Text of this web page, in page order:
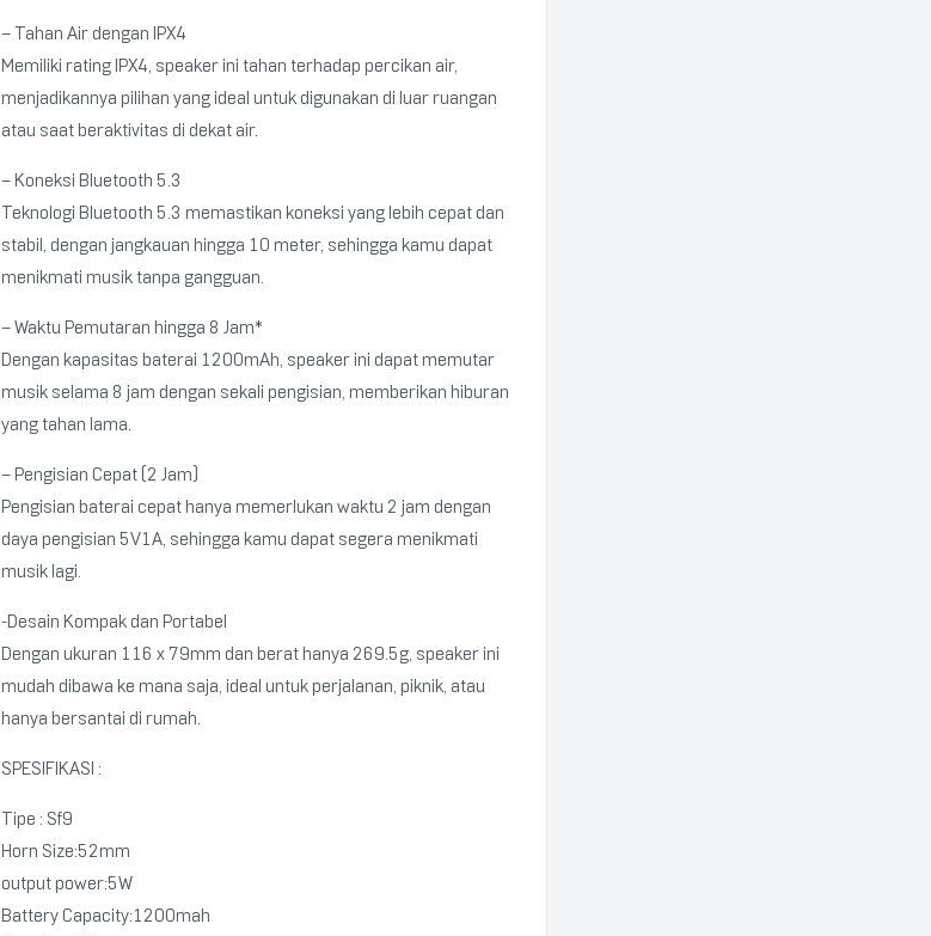
– Tahan Air dengan IPX4
Memiliki rating IPX4, speaker ini tahan terhadap percikan air,
menjadikannya pilihan yang ideal untuk digunakan di luar ruangan
atau saat beraktivitas di dekat air.
– Koneksi Bluetooth 5.3
Teknologi Bluetooth 5.3 memastikan koneksi yang lebih cepat dan
stabil, dengan jangkauan hingga 10 meter, sehingga kamu dapat
menikmati musik tanpa gangguan.
– Waktu Pemutaran hingga 8 Jam*
Dengan kapasitas baterai 1200mAh, speaker ini dapat memutar
musik selama 8 jam dengan sekali pengisian, memberikan hiburan
yang tahan lama.
– Pengisian Cepat (2 Jam)
Pengisian baterai cepat hanya memerlukan waktu 2 jam dengan
daya pengisian 5V1A, sehingga kamu dapat segera menikmati
musik lagi.
-Desain Kompak dan Portabel
Dengan ukuran 116 x 79mm dan berat hanya 269.5g, speaker ini
mudah dibawa ke mana saja, ideal untuk perjalanan, piknik, atau
hanya bersantai di rumah.
SPESIFIKASI :
Tipe : Sf9
Horn Size:52mm
output power:5W
Battery Capacity:1200mah